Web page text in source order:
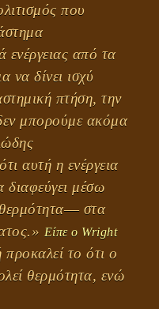
που
ενέργειας από τα
να δίνει ισχύ
πτήση, την
μπορούμε ακόμα
αυτή η ενέργεια
διαφεύγει μέσω
στα
Είπε ο Wright
το ότι ο
θερμότητα, ενώ